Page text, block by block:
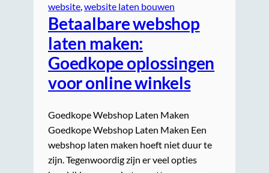
website, website laten bouwen
Betaalbare webshop
laten maken:
Goedkope oplossingen
voor online winkels
Goedkope Webshop Laten Maken
Goedkope Webshop Laten Maken Een
webshop laten maken hoeft niet duur te
zijn. Tegenwoordig zijn er veel opties